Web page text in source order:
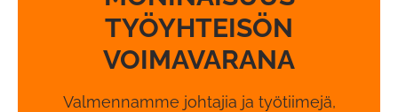
TYÖYHTEISÖN
VOIMAVARANA
Valmennamme johtajia ja työtiimejä,